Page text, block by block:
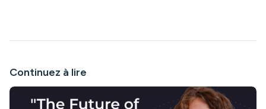
Continuez à lire